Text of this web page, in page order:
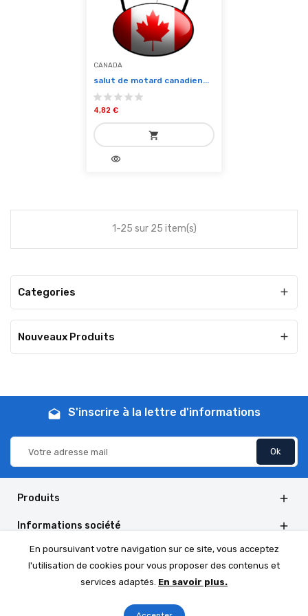
CANADA
salut de motard canadien...
4,82 €
shopping_cart
add_shopping_cartvisibility
1-25 sur 25 item(s)
Categories 
Nouveaux Produits 
drafts S'inscrire à la lettre d'informations
Produits 
Informations société 
Informations de la boutique 
En poursuivant votre navigation sur ce site, vous acceptez
l'utilisation de cookies pour vous proposer des contenus et
services adaptés. En savoir plus.